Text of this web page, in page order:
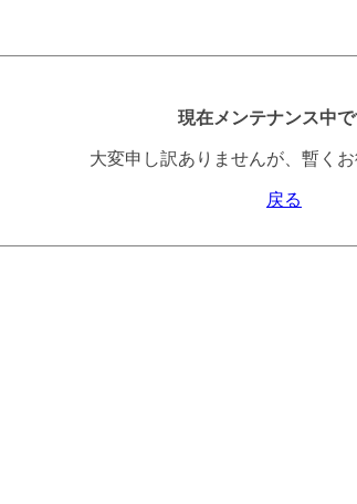
現在メンテナンス中で
大変申し訳ありませんが、暫くお
戻る